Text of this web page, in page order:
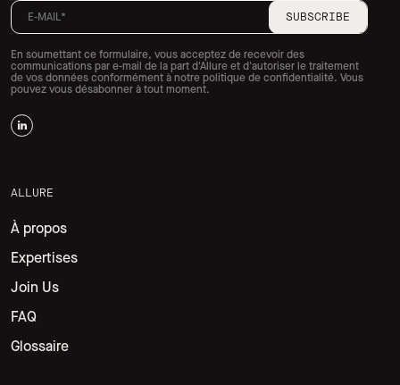
En soumettant ce formulaire, vous acceptez de recevoir des
communications par e-mail de la part d'Allure et d'autoriser le traitement
de vos données conformément à notre politique de confidentialité. Vous
pouvez vous désabonner à tout moment.
ALLURE
À propos
Expertises
Join Us
FAQ
Glossaire